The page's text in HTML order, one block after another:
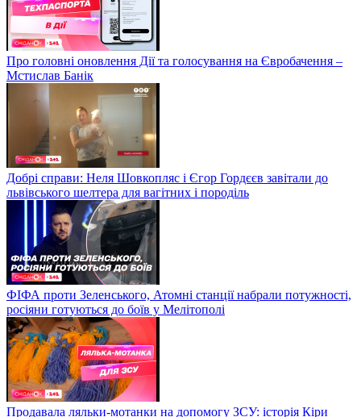
Про головні оновлення Дії та голосування на Євробачення –
Мстислав Банік
Добрі справи: Неля Шовкопляс і Єгор Гордєєв завітали до
львівського шелтера для вагітних і породіль
ФІФА проти Зеленського, Атомні станції набрали потужності,
росіяни готуються до боїв у Мелітополі
Продавала ляльки-мотанки на допомогу ЗСУ: історія Кіри